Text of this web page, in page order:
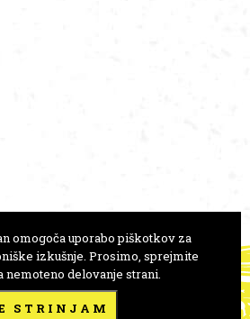
MONRO
1
omogoča uporabo piškotkov za
izkušnje. Prosimo, sprejmite
nemoteno delovanje strani.
STRINJAM